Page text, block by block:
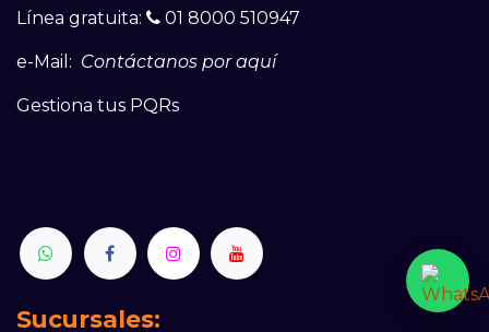
Línea gratuita: 01 8000 510947
e-Mail: Con​táctanos por aquí
Gestiona tus PQRs
Sucursales: